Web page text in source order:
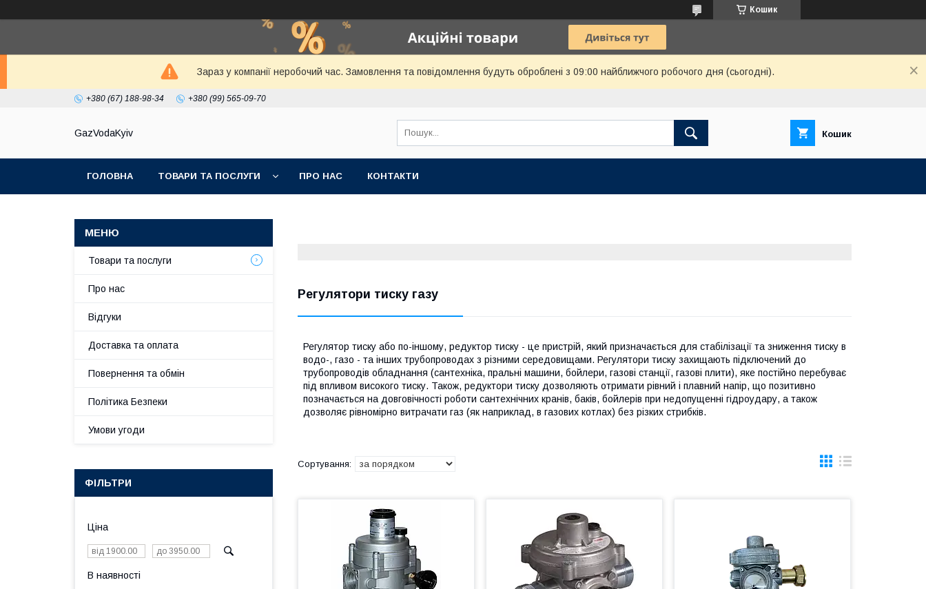
Кошик
Зараз у компанії неробочий час. Замовлення та повідомлення будуть оброблені з 09:00 найближчого робочого дня (сьогодні).
+380 (67) 188-98-34 +380 (99) 565-09-70
GazVodaKyiv Кошик
ГОЛОВНА ТОВАРИ ТА ПОСЛУГИ ПРО НАС КОНТАКТИ
Регулятори тиску газу
Регулятор тиску або по-іншому, редуктор тиску - це пристрій, який призначається для стабілізації та зниження тиску в
водо-, газо - та інших трубопроводах з різними середовищами. Регулятори тиску захищають підключений до
трубопроводів обладнання (сантехніка, пральні машини, бойлери, газові станції, газові плити), яке постійно перебуває
під впливом високого тиску. Також, редуктори тиску дозволяють отримати рівний і плавний напір, що позитивно
позначається на довговічності роботи сантехнічних кранів, баків, бойлерів при недопущенні гідроудару, а також
дозволяє рівномірно витрачати газ (як наприклад, в газових котлах) без різких стрибків.
Товари та послуги
Про нас
Відгуки
Доставка та оплата
Повернення та обмін
Політика Безпеки
Умови угоди
ФІЛЬТРИ
Ціна
В наявності